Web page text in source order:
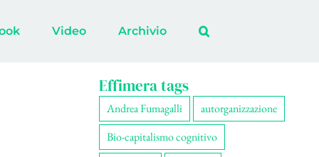
Video Archivio
Effimera tags
Andrea Fumagalli
autorganizzazione
Bio-capitalismo cognitivo